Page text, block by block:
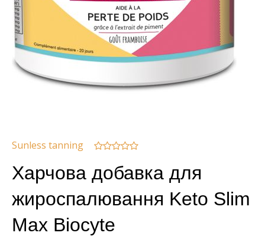
Sunless tanning
Харчова добавка для
жироспалювання Keto Slim
Max Biocyte